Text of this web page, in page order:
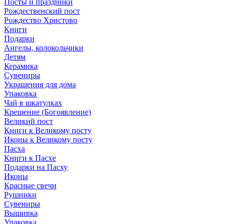
Посты и праздники
Рождественский пост
Рождество Христово
Книги
Подарки
Ангелы, колокольчики
Детям
Керамика
Сувениры
Украшения для дома
Упаковка
Чай в шкатулках
Крещение (Богоявление)
Великий пост
Книги к Великому посту
Иконы к Великому посту
Пасха
Книги к Пасхе
Подарки на Пасху
Иконы
Красные свечи
Рушники
Сувениры
Вышивка
Упаковка